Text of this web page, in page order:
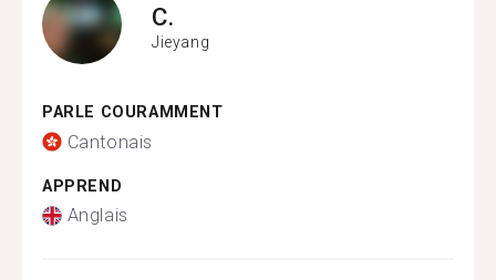
C.
Jieyang
PARLE COURAMMENT
Cantonais
APPREND
Anglais